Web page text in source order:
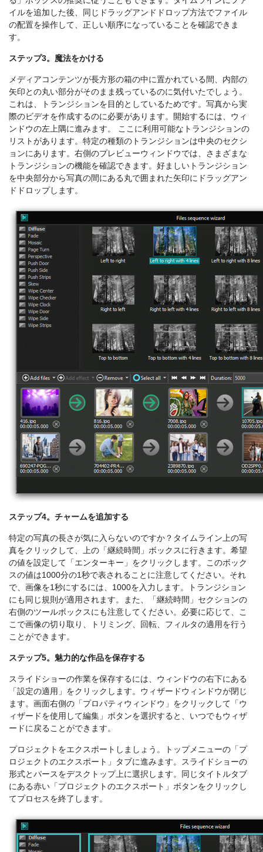
イルを追加した後、同じドラッグアンドドロップ方法でファイル
の配置を操作して、正しい順序になっていることを確認できま
す。
ステップ3。魔法をかける
メディアコンテンツが長方形の箱の中に置かれている間、内部の
矢印との丸い部分がそのまま残っているのに気付いたでしょう。
これは、トランジションを目的としているためです。写真から実
際のビデオを作成するのに必要があります。開始するには、ウィ
ンドウの左上隅に進みます。 ここに利用可能なトランジションの
リストがあります。特定の種類のトランジションは中央のセクシ
ョンにあります。右側のプレビューウィンドウでは、さまざまな
トランジションの機能を確認できます。好ましいトランジション
を中央部分から写真の間にある丸で囲まれた矢印にドラッグアン
ドドロップします。
ステップ4。チャームを追加する
特定の写真の長さが気に入らないのですか？タイムライン上の写
真をクリックして、上の「継続時間」ボックスに行きます。希望
の値を設定して「エンターキー」をクリックします。このボック
スの値は1000分の1秒で表されることに注意してください。それ
で、画像を1秒にするには、1000を入力します。トランジション
にも同じ規則が適用されます。また、「継続時間」セクションの
右側のツールボックスにも注意してください。必要に応じて、こ
こで画像の切り取り、トリミング、回転、フィルタの適用を行う
ことができます。
ステップ5。魅力的な作品を保存する
スライドショーの作業を保存するには、ウィンドウの右下にある
「設定の適用」をクリックします。ウィザードウィンドウが閉じ
ます。画面右側の「プロパティウィンドウ」をクリックして「ウ
ィザードを使用して編集」ボタンを選択すると、いつでもウィザ
ードに戻ることができます。
プロジェクトをエクスポートしましょう。トップメニューの「プ
ロジェクトのエクスポート」タブに進みます。スライドショーの
形式とパースをデスクトップ上に選択します。同じタイトルタブ
にある赤い「プロジェクトのエクスポート」ボタンをクリックし
てプロセスを終了します。